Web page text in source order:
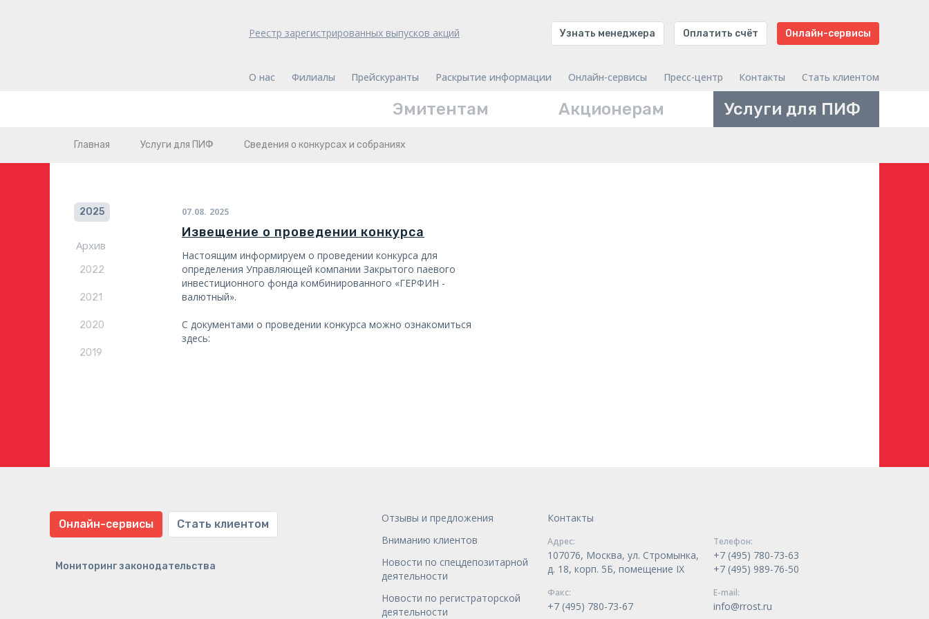
Реестр зарегистрированных выпусков акций Узнать менеджера Оплатить счёт Онлайн-сервисы
О нас Филиалы Прейскуранты Раскрытие информации Онлайн-сервисы Пресс-центр Контакты Стать клиентом
Эмитентам Акционерам Услуги для ПИФ
Главная Услуги для ПИФ Сведения о конкурсах и собраниях
2025
Архив
2022
2021
2020
2019
07.08. 2025
Извещение о проведении конкурса
Настоящим информируем о проведении конкурса для
определения Управляющей компании Закрытого паевого
инвестиционного фонда комбинированного «ГЕРФИН -
валютный».
С документами о проведении конкурса можно ознакомиться
здесь:
Онлайн-сервисы Стать клиентом
Мониторинг законодательства
Отзывы и предложения
Вниманию клиентов
Новости по спецдепозитарной
деятельности
Новости по регистраторской
деятельности
Контакты
Адрес:
107076, Москва, ул. Стромынка,
д. 18, корп. 5Б, помещение IX
Телeфон:
+7 (495) 780-73-63
+7 (495) 989-76-50
Факс:
+7 (495) 780-73-67
E-mail:
info@rrost.ru